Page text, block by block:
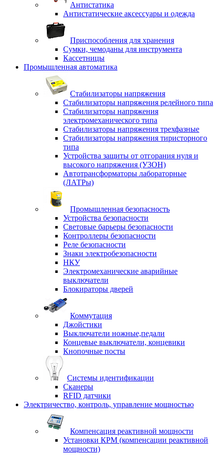
Антистатика
Антистатические аксессуары и одежда
Приспособления для хранения
Сумки, чемоданы для инструмента
Кассетницы
Промышленная автоматика
Стабилизаторы напряжения
Стабилизаторы напряжения релейного типа
Стабилизаторы напряжения
электромеханического типа
Стабилизаторы напряжения трехфазные
Стабилизаторы напряжения тиристорного
типа
Устройства защиты от отгорания нуля и
высокого напряжения (УЗОН)
Автотрансформаторы лабораторные
(ЛАТРы)
Промышленная безопасность
Устройства безопасности
Световые барьеры безопасности
Контроллеры безопасности
Реле безопасности
Знаки электробезопасности
НКУ
Электромеханические аварийные
выключатели
Блокираторы дверей
Коммутация
Джойстики
Выключатели ножные,педали
Концевые выключатели, концевики
Кнопочные посты
Системы идентификации
Сканеры
RFID датчики
Электричество, контроль, управление мощностью
Компенсация реактивной мощности
Установки КРМ (компенсации реактивной
мощности)